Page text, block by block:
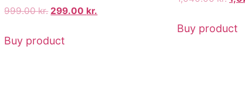
999.00kr. 299.00 kr.
Buy product
Buy product